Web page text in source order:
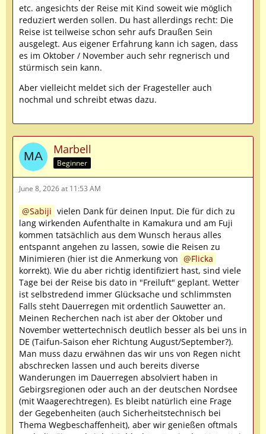
etc. angesichts der Reise mit Kind soweit wie möglich
reduziert werden sollen. Du hast allerdings recht: Die
Reise ist teilweise schon sehr aufs Draußen Sein
ausgelegt. Aus eigener Erfahrung kann ich sagen, dass
es im Oktober / November auch sehr regnerisch und
stürmisch sein kann.
Aber vielleicht meldet sich der Fragesteller auch
nochmal und schreibt etwas dazu.
Marbell
Beginner
June 8, 2026 at 11:53 AM
Sabiji vielen Dank für deinen Input. Die für dich zu
lang wirkenden Aufenthalte in Kamakura und am Fuji
kommen tatsächlich aus dem Wunsch heraus alles
entspannt angehen zu lassen, sowie die Reisen zu
Minimieren (hier ist die Anmerkung von
Flicka
korrekt). Wie du aber richtig identifiziert hast, sind viele
Tage bei der Reise bis dato in "Freiluft" geplant. Wetter
ist selbstredend immer Glücksache und schlimmsten
Falls steht Dauerregen mit ordentlich Sauwetter an.
Meinen Recherchen nach ist aber der Oktober und
November wettertechnisch deutlich besser als bei uns in
DE (Taifun-Saison eher Richtung August/September?).
Man muss dazu erwähnen das wir uns von Regen nicht
abschrecken lassen und auch bereits diverse
Wanderungen im Dauerregen absolviert haben in
Gebirgsregionen oder auch an der deutschen Nordsee
(mit Waagerechtregen). Es bleibt natürlich eine Frage
der Gegebenheiten (auch Sicherheitstechnisch bei
Thema Wegbeschaffenheit), aber wir genießen oftmals